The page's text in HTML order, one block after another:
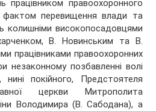
працівником правоохоронного
фактом перевищення влади та
колишніми високопосадовцями
В. Новинським та В.
працівниками правоохоронних
незаконному позбавленні волі
нині покійного, Предстоятеля
церкви Митрополита
Володимира (В. Сабодана), а